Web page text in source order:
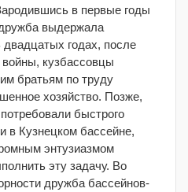
в первые годы
выдержала
годах, после
войны, кузбассовцы
братьям по труду
хозяйство. Позже,
быстрого
в Кузнецком бассейне,
энтузиазмом
эту задачу. Во
дружба бассейнов-